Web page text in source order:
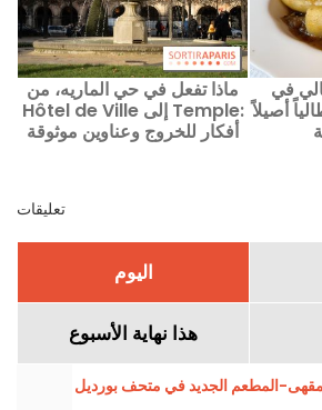
ماذا تفعل في حي الماريه، من
Hôtel de Ville إلى Temple:
أفكار للخروج وعناوين موثوقة
في
أصيلاً
تعليقات
اليوم
هذا نهاية الأسبوع
المطعم الجديد في متحف بورديل